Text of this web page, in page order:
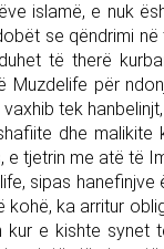
islamë, e nuk
se qëndrimi
të therë
Muzdelife për
tek
dhe
tjetrin me atë të
sipas
kohë, ka arritur
kur e kishte